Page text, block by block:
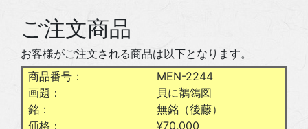
ご注文商品
お客様がご注文される商品は以下となります。
商品番号：
MEN-2244
画題：
貝に鶺鴒図
銘：
無銘（後藤）
価格：
¥70,000